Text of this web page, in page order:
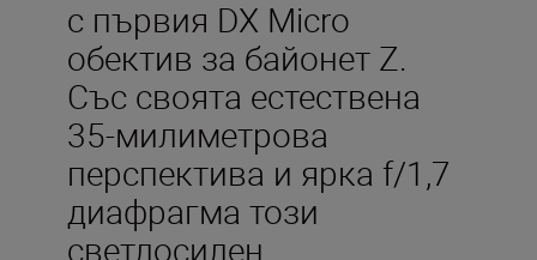
с първия DX Micro
обектив за байонет Z.
Със своята естествена
35-милиметрова
перспектива и ярка f/1,7
диафрагма този
светлосилен